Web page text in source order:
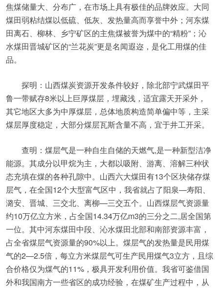
焦煤储量大、分布广，在市场上具有极佳的品牌效应。大同
煤田弱粘结煤以低硫、低灰、发热量高而享誉中外；河东煤
田离石、柳林、乡宁矿区的主焦煤被誉为煤中的“精粉”；沁
水煤田晋城矿区的“兰花炭”更是名闻遐迩，是化工用煤的佳
品。
探明：山西煤炭资源开发条件较好，除北部宁武煤田平
鲁一带赋存8米以上巨厚煤层，埋藏浅，适宜露天开采外，
其它地区大多为中厚煤层，总体地质构造简单偏中等，主采
煤层厚度稳定，大部分煤层瓦斯含量不高，宜于井工开采。
查明：煤层气是一种自生自储的天燃气,是一种新型洁净
能源。其成分以甲烷为主，大都以吸附、游离、溶解三种状
态充填在煤的各种孔隙中。山西六大煤田有13个区块储存煤
层气，在全国12个大型富气区中，我省就占了阳泉—寿阳、
潞安、晋城、三交北、离柳—三交五个。山西煤层气资源量
约10万亿立方米，占全国14.34万亿m3的三分之二,居全国第
一位。其中河东煤田中段、沁水煤田北部和南部资源丰富，
占全省煤层气资源量的90%以上。煤层气的发热量是民用煤
气的2—2.5倍，每立方米煤层气可生产民用煤气3立方，且综
合价格仅为煤气的11%，极具开发利用价值。我省可鉴借国
外和我国南方一些省区的成功经验，在煤矿生产过程中，从